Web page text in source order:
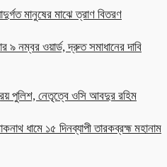
মানুষের মাঝে ত্রাণ বিতরণ
৯ নম্বর ওয়ার্ড, দ্রুত সমাধানের দাবি
পুলিশ, নেতৃত্বে ওসি আবদুর রহিম
ধামে ১৫ দিনব্যাপী তারকব্রহ্ম মহানাম